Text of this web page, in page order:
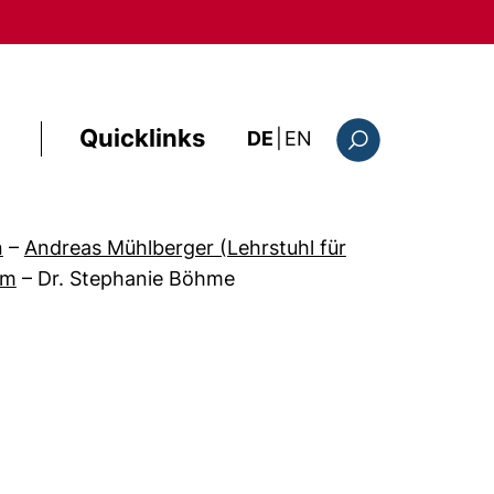
Quicklinks DE EN : this page in
– Andreas Mühlberger (Lehrstuhl für
– Dr. Stephanie Böhme